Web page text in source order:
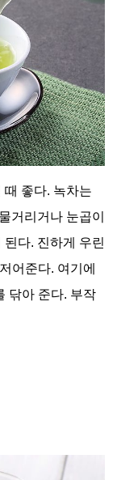
때 좋다. 녹차는
거리거나 눈곱이
다. 진하게 우린
어준다. 여기에
닦아 준다. 부작